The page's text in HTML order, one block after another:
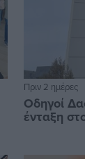
Πριν 2 ημέρες
Οδηγοί
ένταξη